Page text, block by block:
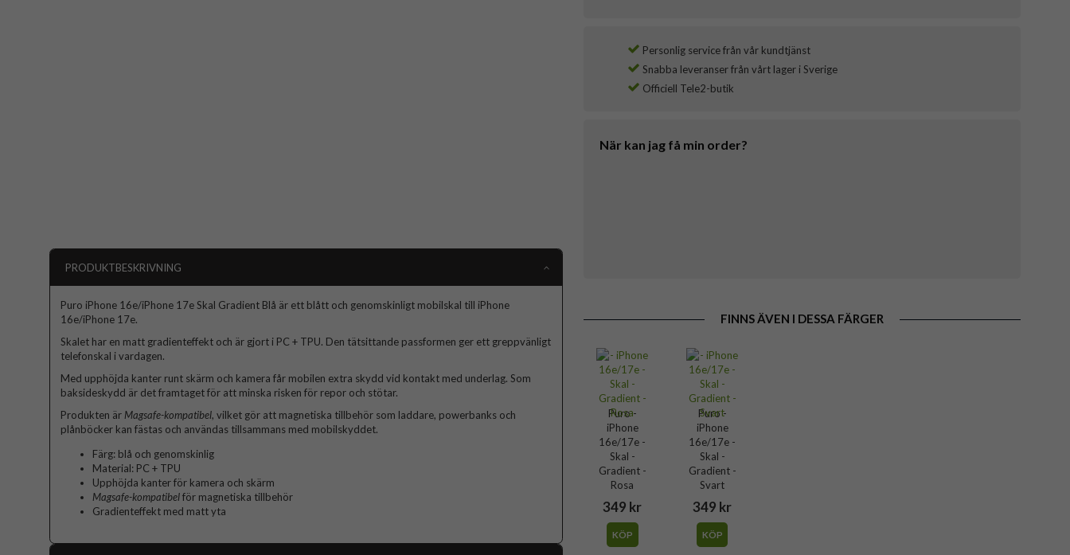
Personlig service från vår kundtjänst
Snabba leveranser från vårt lager i Sverige
Officiell Tele2-butik
När kan jag få min order?
FINNS ÄVEN I DESSA FÄRGER
Puro -
iPhone
16e/17e -
Skal -
Gradient -
Rosa
349 kr
KÖP
Puro -
iPhone
16e/17e -
Skal -
Gradient -
Svart
349 kr
KÖP
PRODUKTBESKRIVNING
Puro iPhone 16e/iPhone 17e Skal Gradient Blå är ett blått och genomskinligt mobilskal till iPhone
16e/iPhone 17e.
Skalet har en matt gradienteffekt och är gjort i PC + TPU. Den tätsittande passformen ger ett greppvänligt
telefonskal i vardagen.
Med upphöjda kanter runt skärm och kamera får mobilen extra skydd vid kontakt med underlag. Som
baksideskydd är det framtaget för att minska risken för repor och stötar.
Produkten ärMagsafe-kompatibel, vilket gör att magnetiska tillbehör som laddare, powerbanks och
plånböcker kan fästas och användas tillsammans med mobilskyddet.
Färg: blå och genomskinlig
Material: PC + TPU
Upphöjda kanter för kamera och skärm
Magsafe-kompatibelför magnetiska tillbehör
Gradienteffekt med matt yta